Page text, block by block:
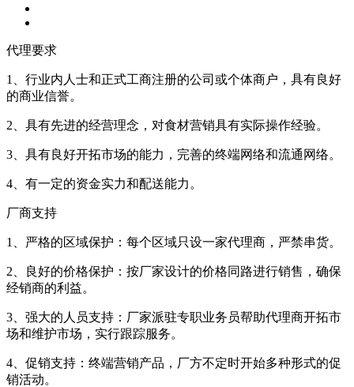
代理要求
1、行业内人士和正式工商注册的公司或个体商户，具有良好
的商业信誉。
2、具有先进的经营理念，对食材营销具有实际操作经验。
3、具有良好开拓市场的能力，完善的终端网络和流通网络。
4、有一定的资金实力和配送能力。
厂商支持
1、严格的区域保护：每个区域只设一家代理商，严禁串货。
2、良好的价格保护：按厂家设计的价格同路进行销售，确保
经销商的利益。
3、强大的人员支持：厂家派驻专职业务员帮助代理商开拓市
场和维护市场，实行跟踪服务。
4、促销支持：终端营销产品，厂方不定时开始多种形式的促
销活动。